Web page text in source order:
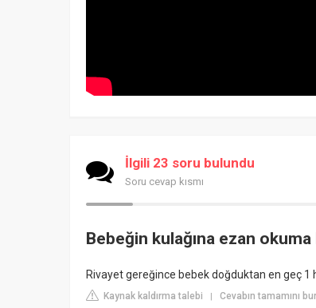
İlgili 23 soru bulundu
Soru cevap kısmı
Bebeğin kulağına ezan
Rivayet gereğince bebek doğduktan en geç 1
Kaynak kaldırma talebi | Cevabın tamamını